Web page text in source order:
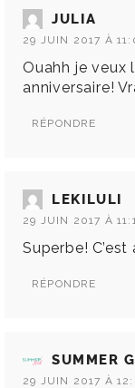
JULIA
29 JUIN 2017 À
Ouahh je veux
anniversaire!
RÉPONDRE
LEKILULI
29 JUIN 2017 À
Superbe!
RÉPONDRE
SUMMER
29 JUIN 2017 À